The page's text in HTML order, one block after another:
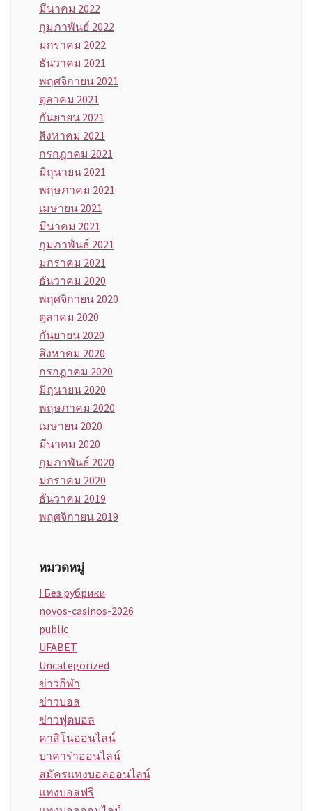
มีนาคม 2022
กุมภาพันธ์ 2022
มกราคม 2022
ธันวาคม 2021
พฤศจิกายน 2021
ตุลาคม 2021
กันยายน 2021
สิงหาคม 2021
กรกฎาคม 2021
มิถุนายน 2021
พฤษภาคม 2021
เมษายน 2021
มีนาคม 2021
กุมภาพันธ์ 2021
มกราคม 2021
ธันวาคม 2020
พฤศจิกายน 2020
ตุลาคม 2020
กันยายน 2020
สิงหาคม 2020
กรกฎาคม 2020
มิถุนายน 2020
พฤษภาคม 2020
เมษายน 2020
มีนาคม 2020
กุมภาพันธ์ 2020
มกราคม 2020
ธันวาคม 2019
พฤศจิกายน 2019
หมวดหมู่
! Без рубрики
novos-casinos-2026
public
UFABET
Uncategorized
ข่าวกีฬา
ข่าวบอล
ข่าวฟุตบอล
คาสิโนออนไลน์
บาคาร่าออนไลน์
สมัครแทงบอลออนไลน์
แทงบอลฟรี